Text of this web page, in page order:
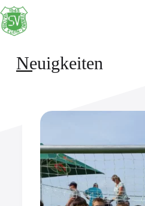
Neuigkeiten